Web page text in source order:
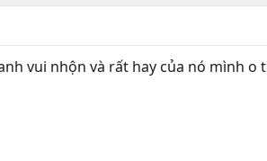
vui nhộn và rất hay của nó mình o